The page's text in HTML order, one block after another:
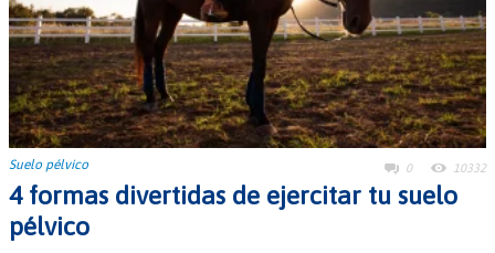
Suelo pélvico 0 10332
4 formas divertidas de ejercitar tu suelo
pélvico